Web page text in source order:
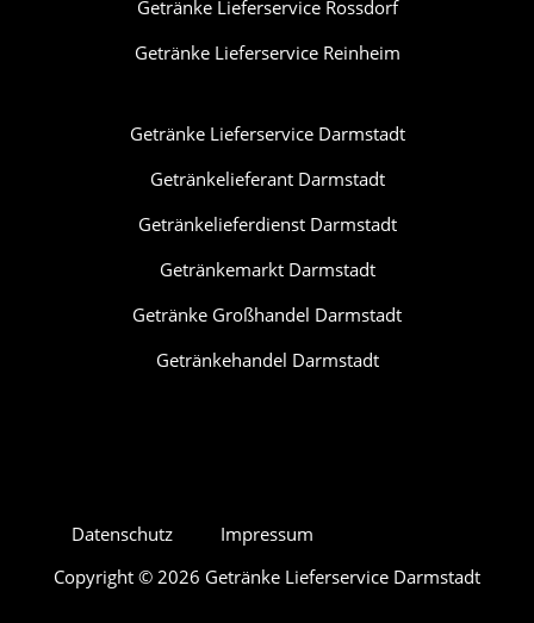
Getränke Lieferservice Rossdorf
Getränke Lieferservice Reinheim
Getränke Lieferservice Darmstadt
Getränkelieferant Darmstadt
Getränkelieferdienst Darmstadt
Getränkemarkt Darmstadt
Getränke Großhandel Darmstadt
Getränkehandel Darmstadt
Datenschutz
Impressum
Copyright © 2026 Getränke Lieferservice Darmstadt